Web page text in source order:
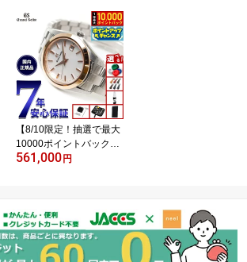
【8/10限定！抽選で最大
10000ポイントバック】
【選べるノベルティー付
イコー 腕時計 GRAND S
EIKO 時計 STGF268【正
規品】
561,000円